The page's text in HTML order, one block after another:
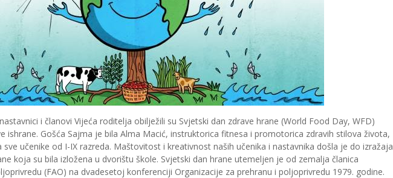
i članovi Vijeća roditelja obilježili su Svjetski dan zdrave hrane (World Food Day, WFD)
ishrane. Gošća Sajma je bila Alma Macić, instruktorica fitnesa i promotorica zdravih stilova života,
učenike od I-IX razreda. Maštovitost i kreativnost naših učenika i nastavnika došla je do izražaja
koja su bila izložena u dvorištu škole. Svjetski dan hrane utemeljen je od zemalja članica
(FAO) na dvadesetoj konferenciji Organizacije za prehranu i poljoprivredu 1979. godine.